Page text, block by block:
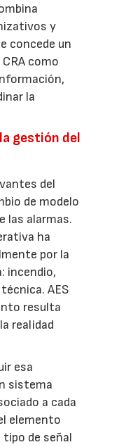
y
concede un
como
la
gestión del
del
de modelo
las alarmas.
ha
por la
incendio,
AES
resulta
realidad
esa
sistema
a cada
elemento
de señal